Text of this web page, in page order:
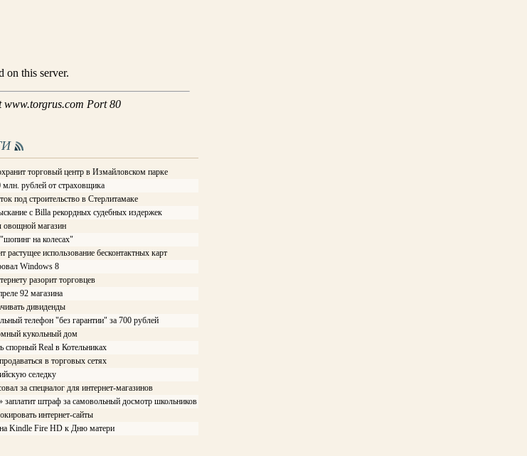
торговый центр в Измайловском парке
рублей от страховщика
под строительство в Стерлитамаке
с Billa рекордных судебных издержек
овощной магазин
на колесах"
растущее использование бесконтактных карт
Windows 8
разорит торговцев
92 магазина
дивиденды
телефон "без гарантии" за 700 рублей
кукольный дом
спорный Real в Котельниках
в торговых сетях
селедку
за спецналог для интернет-магазинов
заплатит штраф за самовольный досмотр школьников
интернет-сайты
Kindle Fire HD к Дню матери